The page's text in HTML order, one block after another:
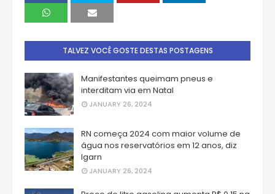
TALVEZ VOCÊ GOSTE DESTAS POSTAGENS
Manifestantes queimam pneus e
interditam via em Natal
JANUARY 26, 2024
RN começa 2024 com maior volume de
água nos reservatórios em 12 anos, diz
Igarn
JANUARY 26, 2024